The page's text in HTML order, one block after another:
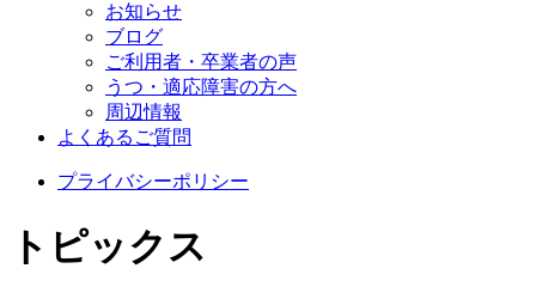
お知らせ
ブログ
ご利用者・卒業者の声
うつ・適応障害の方へ
周辺情報
よくあるご質問
プライバシーポリシー
トピックス